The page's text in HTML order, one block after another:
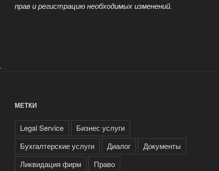
прав и регистрацию необходимых изменений.
.
МЕТКИ
Legal Service
Бизнес услуги
Бухгалтерские услуги
Диалог
Документы
Ликвидация фирм
Право